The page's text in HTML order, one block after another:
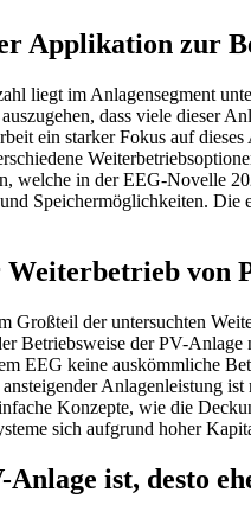
Applikation zur
liegt im Anlagensegment
dass viele dieser
ein starker Fokus auf
welche in der EEG-Novelle
Speichermöglichkeiten.
von
Großteil der untersuchten
Betriebsweise der PV-
EEG keine auskömmliche
Anlagenleistung ist
Konzepte, wie die
sich aufgrund hoher
Anlage ist, desto